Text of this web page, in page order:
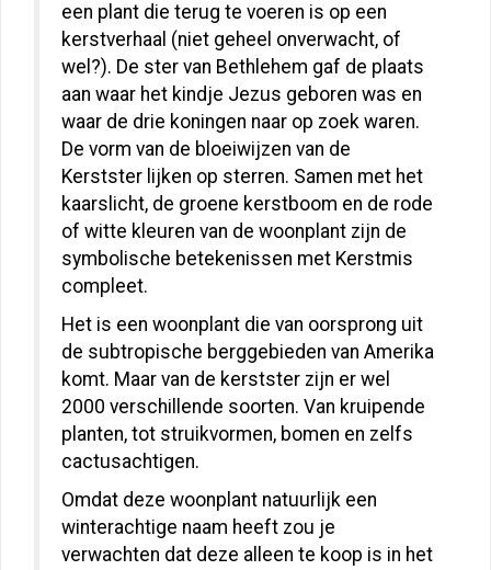
een plant die terug te voeren is op een
kerstverhaal (niet geheel onverwacht, of
wel?). De ster van Bethlehem gaf de plaats
aan waar het kindje Jezus geboren was en
waar de drie koningen naar op zoek waren.
De vorm van de bloeiwijzen van de
Kerstster lijken op sterren. Samen met het
kaarslicht, de groene kerstboom en de rode
of witte kleuren van de woonplant zijn de
symbolische betekenissen met Kerstmis
compleet.
Het is een woonplant die van oorsprong uit
de subtropische berggebieden van Amerika
komt. Maar van de kerstster zijn er wel
2000 verschillende soorten. Van kruipende
planten, tot struikvormen, bomen en zelfs
cactusachtigen.
Omdat deze woonplant natuurlijk een
winterachtige naam heeft zou je
verwachten dat deze alleen te koop is in het